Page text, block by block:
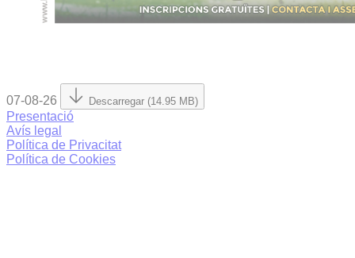
07-08-26 Descarregar (14.95 MB)
Presentació
Avís legal
Política de Privacitat
Política de Cookies